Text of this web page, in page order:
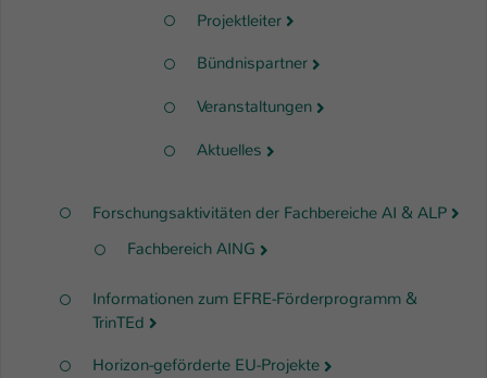
Projektleiter
Bündnispartner
Veranstaltungen
Aktuelles
Forschungsaktivitäten der Fachbereiche AI & ALP
Fachbereich AING
Informationen zum EFRE-Förderprogramm &
TrinTEd
Horizon-geförderte EU-Projekte